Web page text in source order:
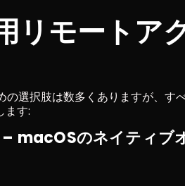
リモートア
選択肢は数多くありますが、す
ます:
macOSのネイティブ